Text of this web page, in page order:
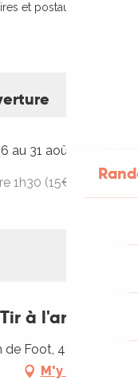
et postaux
au 31 août 2026
1h30 (15€).
à l'arc
de Foot, 46700 Vire-
M'y rendre